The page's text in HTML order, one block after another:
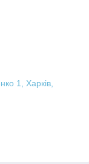
1, Харків,